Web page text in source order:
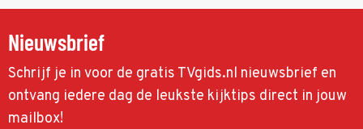
Nieuwsbrief
Schrijf je in voor de gratis TVgids.nl nieuwsbrief en
ontvang iedere dag de leukste kijktips direct in jouw
mailbox!